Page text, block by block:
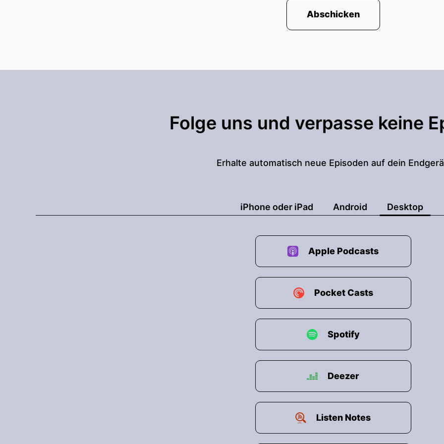
Abschicken
Folge uns und verpasse keine
Erhalte automatisch neue Episoden auf dein
iPhone oder iPad Android Desktop
Apple Podcasts
Pocket Casts
Spotify
Deezer
Listen Notes